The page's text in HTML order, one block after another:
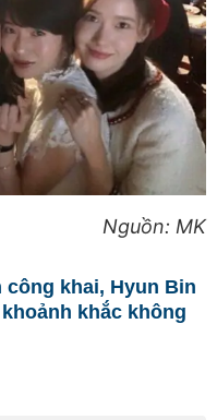
Nguồn: MK
khai, Hyun Bin
khắc không